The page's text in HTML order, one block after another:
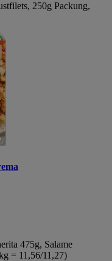
250g Packung,
475g, Salame
= 11,56/11,27)